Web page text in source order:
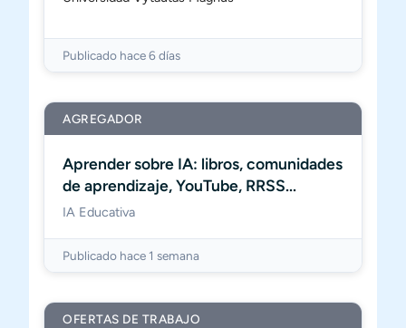
Publicado hace 6 días
AGREGADOR
Aprender sobre IA: libros, comunidades
de aprendizaje, YouTube, RRSS...
IA Educativa
Publicado hace 1 semana
OFERTAS DE TRABAJO